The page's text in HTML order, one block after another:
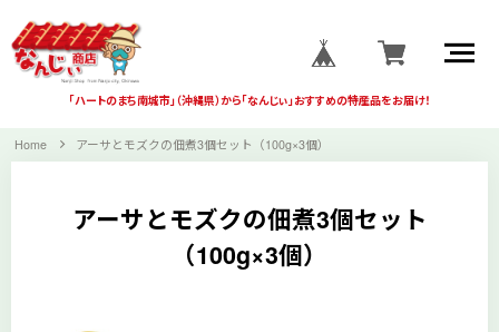
「ハートのまち南城市」（沖縄県）から「なんじぃ」おすすめの特産品をお届け！
Home アーサとモズクの佃煮3個セット（100g×3個）
アーサとモズクの佃煮3個セット
（100g×3個）